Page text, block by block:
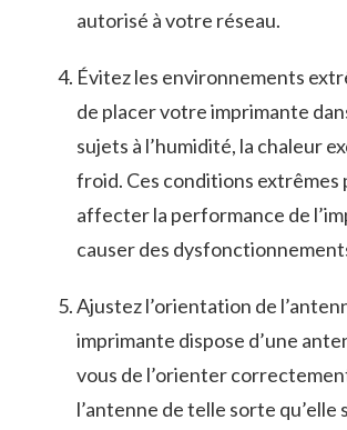
autorisé à votre réseau.
Évitez les environnements
de placer votre⁢ imprimante‍
sujets à l’humidité, la chaleur⁤
froid. Ces conditions⁣ extrêmes
affecter ‍la performance de
causer ​des
Ajustez l’orientation de
imprimante dispose d’une
vous de l’orienter
l’antenne‌ de telle sorte qu’elle